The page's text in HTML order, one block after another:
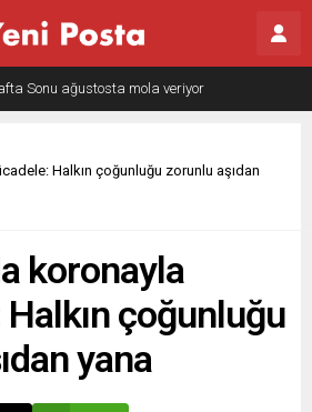
Teknokratik kontrol mü, kolonializm mi?
Halkın çoğunluğu zorunlu aşıdan
koronayla
çoğunluğu
yana